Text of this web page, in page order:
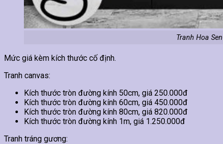
Tranh Hoa
Mức giá kèm kích thước cố định.
Tranh canvas:
Kích thước tròn đường kính 50cm, giá 250.000đ
Kích thước tròn đường kính 60cm, giá 450.000đ
Kích thước tròn đường kính 80cm, giá 820.000đ
Kích thước tròn đường kính 1m, giá 1.250.000đ
Tranh tráng gương: